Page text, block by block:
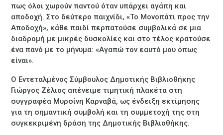
πως όλοι χωρούν παντού όταν υπάρχει αγάπη και
αποδοχή. Στο δεύτερο παιχνίδι, «Το Μονοπάτι προς την
Αποδοχή», κάθε παιδί περπατούσε συμβολικά σε μια
διαδρομή με μικρές δυσκολίες και στο τέλος κρατούσε
ένα πανό με το μήνυμα: «Αγαπώ τον εαυτό μου όπως
είναι».
Ο Εντεταλμένος Σύμβουλος Δημοτικής Βιβλιοθήκης
Γιώργος Ζέλιος απένειμε τιμητική πλακέτα στη
συγγραφέα Μυρσίνη Καρναβά, ως ένδειξη εκτίμησης
για τη σημαντική συμβολή και τη συμμετοχή της στη
συγκεκριμένη δράση της Δημοτικής Βιβλιοθήκης.